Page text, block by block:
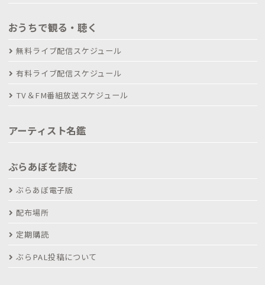
おうちで観る・聴く
無料ライブ配信スケジュール
有料ライブ配信スケジュール
TV＆FM番組放送スケジュール
アーティスト名鑑
ぶらあぼを読む
ぶらあぼ電子版
配布場所
定期購読
ぶらPAL投稿について